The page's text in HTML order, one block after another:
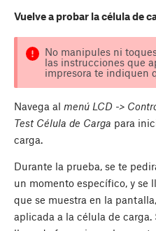
Vuelve a probar la célula de
No manipules ni
las instrucciones que
impresora te indiquen
Navega al menú LCD ->
Test Célula de Carga para
carga.
Durante la prueba, se te
un momento específico, y se
que se muestra en la
aplicada a la célula de carga.